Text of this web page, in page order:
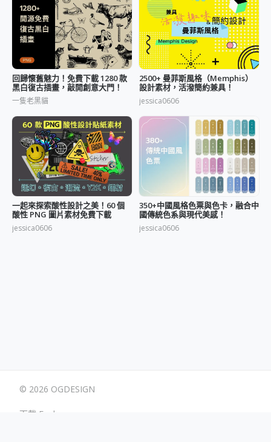
回歸懷舊魅力！免費下載 1280 款
黑白復古插畫，敲開創意大門！
一隻老黑貓
2500+ 曼菲斯風格（Memphis）
設計素材，活潑簡約兼具！
jessica0606
一起來探索酸性設計之美！60 個
酸性 PNG 圖片素材免費下載
jessica0606
350+中國風格色票與色卡，融合中
國傳統色系與現代美感！
jessica0606
© 2026 OGDESIGN
下載 Eagle